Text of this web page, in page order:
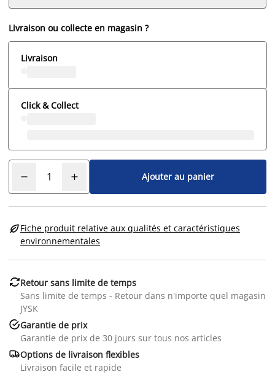
Livraison ou collecte en magasin ?
Livraison
Click & Collect
Ajouter au panier
Fiche produit relative aux qualités et caractéristiques
environnementales
Retour sans limite de temps
Sans limite de temps - Retour dans n'importe quel magasin
JYSK
Garantie de prix
Garantie de prix de 30 jours sur tous nos articles
Options de livraison flexibles
Livraison facile et rapide